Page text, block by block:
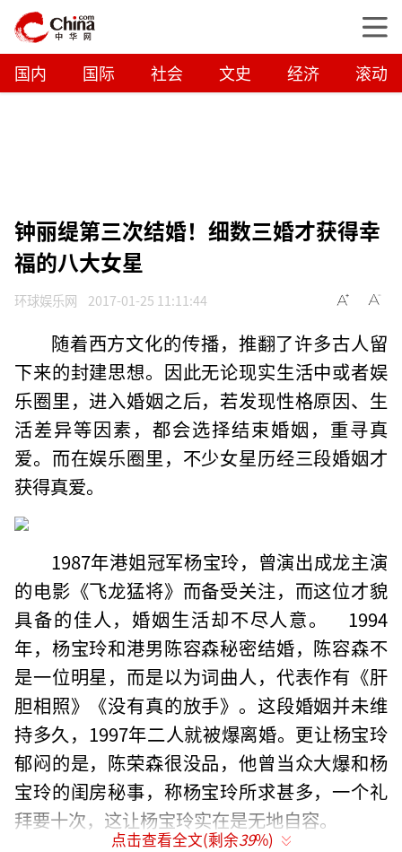
国内 国际 社会 文史 经济 滚动
钟丽缇第三次结婚！细数三婚才获得幸
福的八大女星
环球娱乐网 2017-01-25 11:11:44
随着西方文化的传播，推翻了许多古人留
下来的封建思想。因此无论现实生活中或者娱
乐圈里，进入婚姻之后，若发现性格原因、生
活差异等因素，都会选择结束婚姻，重寻真
爱。而在娱乐圈里，不少女星历经三段婚姻才
获得真爱。
1987年港姐冠军杨宝玲，曾演出成龙主演
的电影《飞龙猛将》而备受关注，而这位才貌
具备的佳人，婚姻生活却不尽人意。 1994
年，杨宝玲和港男陈容森秘密结婚，陈容森不
是一位明星，而是以为词曲人，代表作有《肝
胆相照》《没有真的放手》。这段婚姻并未维
持多久，1997年二人就被爆离婚。更让杨宝玲
郁闷的是，陈荣森很没品，他曾当众大爆和杨
宝玲的闺房秘事，称杨宝玲所求甚多，一个礼
拜要十次，这让杨宝玲实在是无地自容。
点击查看全文(剩余39%)